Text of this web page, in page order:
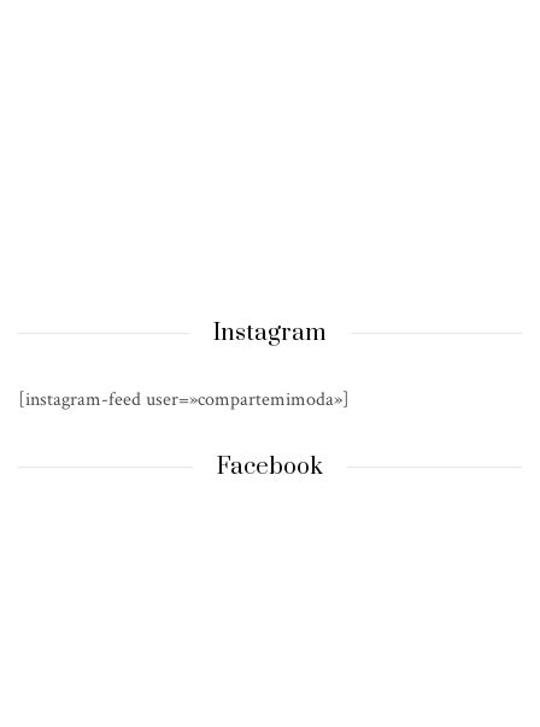
Instagram
[instagram-feed user=»compartemimoda»]
Facebook